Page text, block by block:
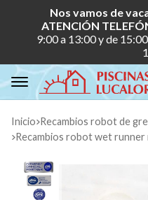
Nos vamos de
ATENCIÓN
9:00 a 13:00 y de
Inicio
recambios robot de gre
recambios robot wet